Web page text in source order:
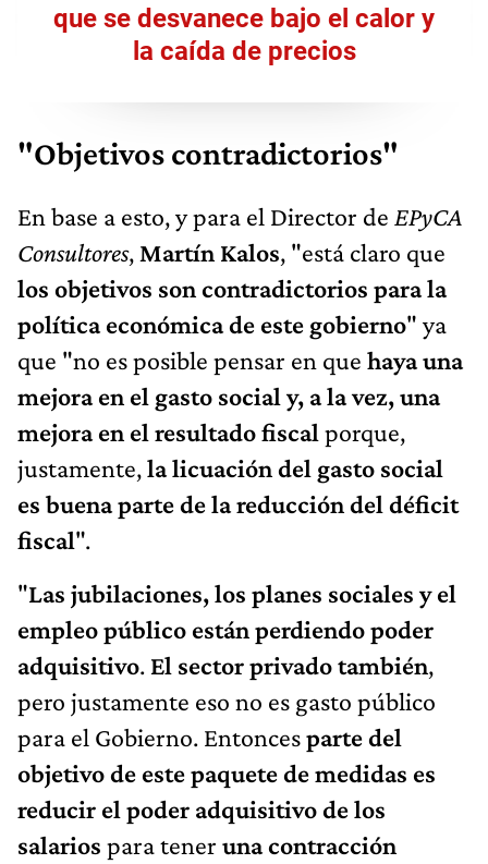
que se desvanece bajo el calor y
la caída de precios
"Objetivos contradictorios"
En base a esto, y para el Director de EPyCA
Consultores, Martín Kalos, "está claro que
los objetivos son contradictorios para la
política económica de este gobierno" ya
que "no es posible pensar en que haya una
mejora en el gasto social y, a la vez, una
mejora en el resultado fiscal porque,
justamente,la licuación del gasto social
es buena parte de la reducción del déficit
fiscal".
"Las jubilaciones, los planes sociales y el
empleo público están perdiendo poder
adquisitivo. El sector privado también,
pero justamente eso no es gasto público
para el Gobierno. Entoncesparte del
objetivo de este paquete de medidas es
reducir el poder adquisitivo de los
salarios para tener una contracción